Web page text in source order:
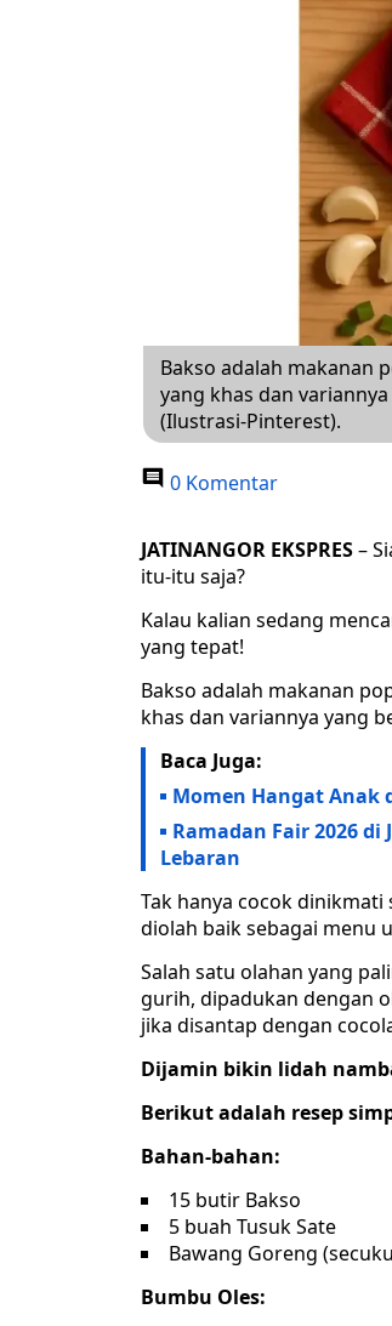
Bakso adalah makanan
yang khas dan
(Ilustrasi-Pinterest).
0 Komentar
JATINANGOR EKSPRES–
itu-itu saja?
Kalau kalian sedang
yang tepat!
Bakso adalah makanan
khas dan variannya yang
Baca Juga:
Momen Hangat Anak
Ramadan Fair 2026
Lebaran
Tak hanya cocok
diolah baik sebagai menu
Salah satu olahan yang
gurih, dipadukan dengan
jika disantap dengan
Dijamin bikin lidah
Berikut adalah resep
Bahan-bahan:
15 butir Bakso
5 buah Tusuk Sate
Bawang Goreng
Bumbu Oles: